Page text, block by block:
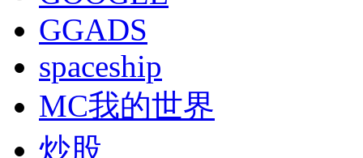
GGADS
spaceship
MC我的世界
炒股